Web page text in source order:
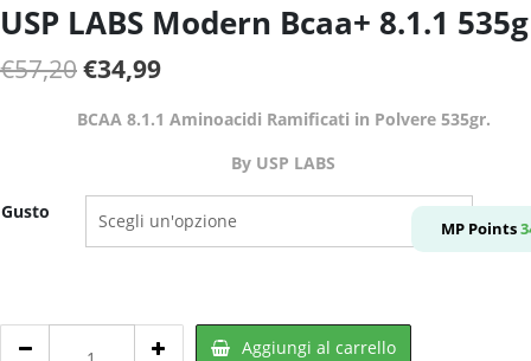
USP LABS Modern Bcaa+ 8.1.1
€57,20Il
€57,20.
€34,99Il
prezzo
€34,99.
BCAA 8.1.1 Aminoacidi Ramificati in Polvere 535gr.
By USP LABS
MP Points
Gusto
Aggiungi al carrello